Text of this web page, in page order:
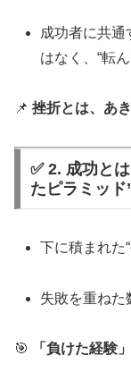
成功者に共通
はなく、“転
📌 挫折とは、あ
✅ 2. 成功と
たピラミッド
下に積まれた
失敗を重ねた
🎯 「負けた経験